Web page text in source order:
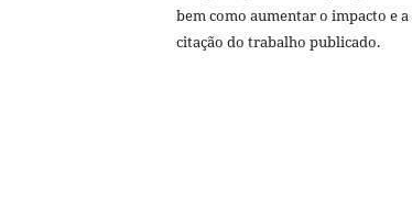
bem como aumentar o impacto e a
citação do trabalho publicado.